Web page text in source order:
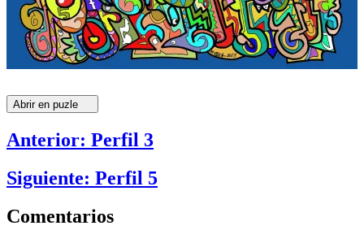
Abrir en puzle
Anterior: Perfil 3
Siguiente: Perfil 5
Comentarios